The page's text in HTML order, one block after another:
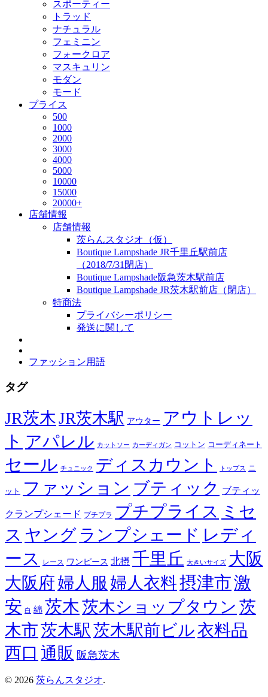
スポーティー
トラッド
ナチュラル
フェミニン
フォークロア
マスキュリン
モダン
モード
プライス
500
1000
2000
3000
4000
5000
10000
15000
20000+
店舗情報
店舗情報
茨らんスタジオ（仮）
Boutique Lampshade JR千里丘駅前店
（2018/7/31閉店）
Boutique Lampshade阪急茨木駅前店
Boutique Lampshade JR茨木駅前店（閉店）
特商法
プライバシーポリシー
発送に関して
ファッション用語
タグ
JR茨木JR茨木駅 アウター アウトレッ
ト アパレル カットソー カーディガン コットン コーディネート
セール チュニック ディスカウント トップス ニ
ット ファッション ブティック ブティッ
クランプシェード プチプラ プチプライス ミセ
ス ヤング ランプシェード レディ
ース
レース ワンピース 北摂 千里丘 大きいサイズ 大阪
大阪府婦人服 婦人衣料摂津市激
安 白 綿 茨木茨木ショップタウン 茨
木市茨木駅 茨木駅前ビル衣料品
西口 通販 阪急茨木
© 2026 茨らんスタジオ.